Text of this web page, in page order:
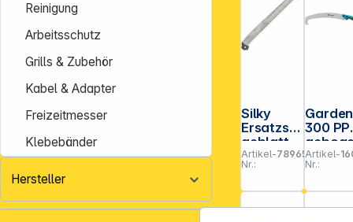
Reinigung
Arbeitsschutz
Grills & Zubehör
Kabel & Adapter
Freizeitmesser
Klebebänder
Hersteller
Silky
Ersatzsä
geblatt
für
Katana
500-5
grob
(404-50)
Artikel-
Nr.:
789651
300 PP
säge
Artikel-
Nr.: